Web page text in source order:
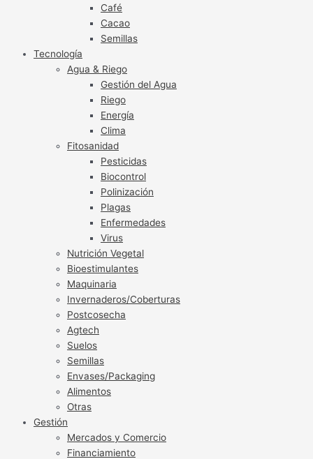
Café
Cacao
Semillas
Tecnología
Agua & Riego
Gestión del Agua
Riego
Energía
Clima
Fitosanidad
Pesticidas
Biocontrol
Polinización
Plagas
Enfermedades
Virus
Nutrición Vegetal
Bioestimulantes
Maquinaria
Invernaderos/Coberturas
Postcosecha
Agtech
Suelos
Semillas
Envases/Packaging
Alimentos
Otras
Gestión
Mercados y Comercio
Financiamiento